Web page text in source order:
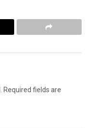
Required fields are